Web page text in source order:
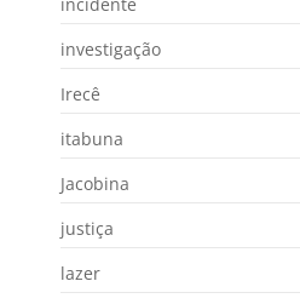
investigação
Irecê
itabuna
Jacobina
justiça
lazer